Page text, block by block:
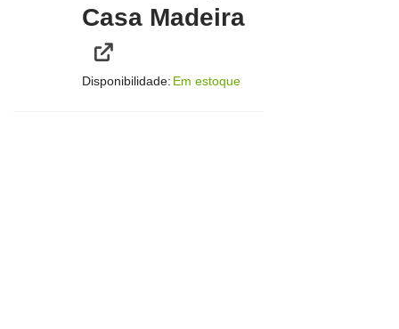
Casa Madeira
Disponibilidade: Em estoque